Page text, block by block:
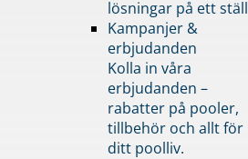
lösningar på ett
Kampanjer &
erbjudanden
Kolla in våra
erbjudanden –
rabatter på pooler,
tillbehör och allt för
ditt poolliv.